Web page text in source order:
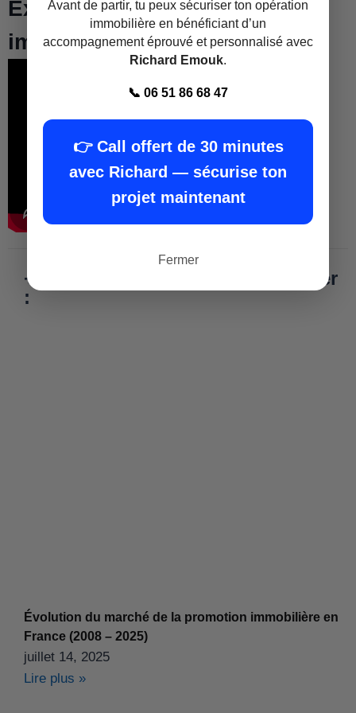
Extrait formation promotion
immobilière Tunisie
+ Formation promoteur immobilier
:
Évolution du marché de la promotion immobilière en
France (2008 – 2025)
juillet 14, 2025
Lire plus »
Avant de partir, tu peux sécuriser ton opération
immobilière en bénéficiant d’un
accompagnement éprouvé et personnalisé avec
Richard Emouk.
📞 06 51 86 68 47
👉 Call offert de 30 minutes
avec Richard — sécurise ton
projet maintenant
Fermer